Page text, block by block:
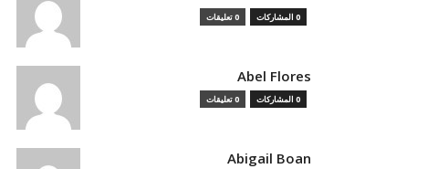
0 المشاركات 0 تعليقات
Abel Flores
0 المشاركات 0 تعليقات
Abigail Boan